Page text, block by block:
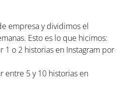
empresa y dividimos el
Esto es lo que hicimos:
1 o 2 historias en Instagram por
entre 5 y 10 historias en